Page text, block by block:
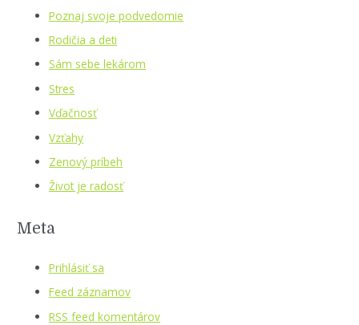
Poznaj svoje podvedomie
Rodičia a deti
Sám sebe lekárom
Stres
Vďačnosť
Vzťahy
Zenový príbeh
Život je radosť
Meta
Prihlásiť sa
Feed záznamov
RSS feed komentárov